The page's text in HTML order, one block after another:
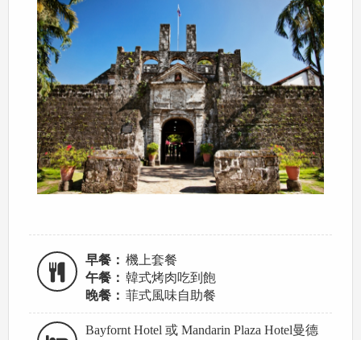
早餐： 機上套餐
午餐： 韓式烤肉吃到飽
晚餐： 菲式風味自助餐
Bayfornt Hotel 或 Mandarin Plaza Hotel曼德